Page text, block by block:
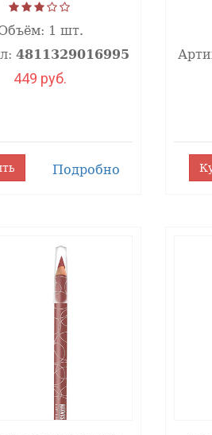
элегантным и
корпус отлично точится,
1 шт.
4811329016995
449 руб.
Подробно